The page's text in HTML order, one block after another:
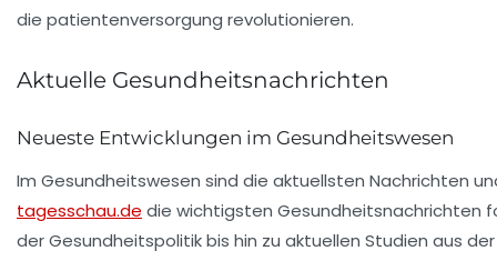
Aktuelle Gesundheitsnachrichten
Neueste Entwicklungen im Gesundheitswesen
Im Gesundheitswesen sind die aktuellsten Nachrichten
tagesschau.de die wichtigsten Gesundheitsnachrichten
derGesundheitspolitikbis hin zu aktuellen Studien aus